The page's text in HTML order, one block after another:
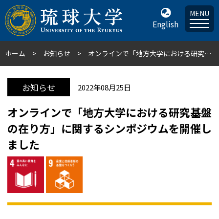
English
MENU
ホーム お知らせ オンラインで「地方大学における研究基盤の在り方」に関するシンポジウムを開催しました
お知らせ 2022年08月25日
オンラインで「地方大学における研究基盤
の在り方」に関するシンポジウムを開催し
ました